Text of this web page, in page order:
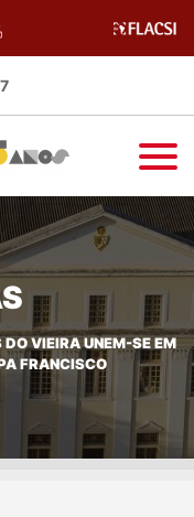
VIEIRA UNEM-SE EM
FRANCISCO